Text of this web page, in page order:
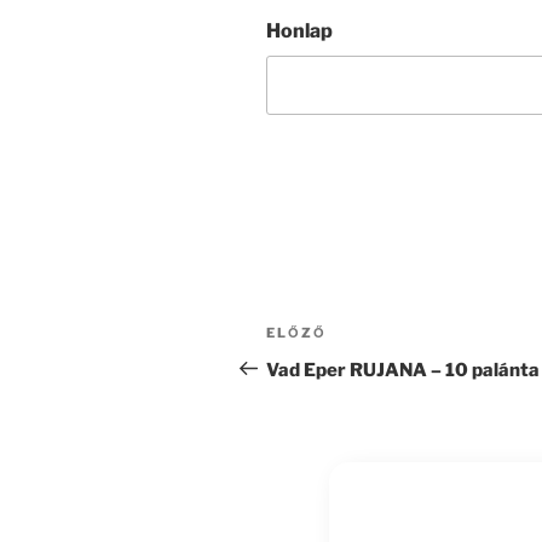
Honlap
Bejegyzés
navigáció
Korábbi
bejegyzés
ELŐZŐ
Vad Eper RUJANA – 10 palánta